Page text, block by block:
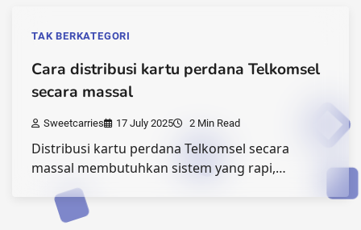
TAK BERKATEGORI
Cara distribusi kartu perdana Telkomsel
secara massal
Sweetcarries 17 July 2025 2 Min Read
Distribusi kartu perdana Telkomsel secara
massal membutuhkan sistem yang rapi,…